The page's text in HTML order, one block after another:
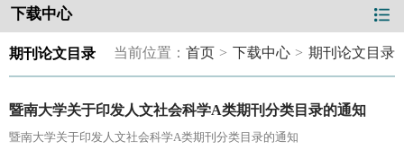
下载中心
当前位置： 首页 > 下载中心 > 期刊论文目录
期刊论文目录
暨南大学关于印发人文社会科学A类期刊分类目录的通知
暨南大学关于印发人文社会科学A类期刊分类目录的通知